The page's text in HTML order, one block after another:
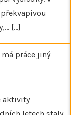
[...]
práce jiný
aktivity